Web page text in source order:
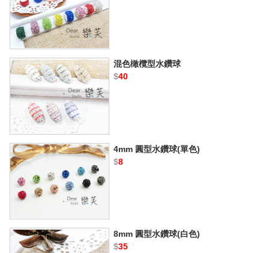
混色橄欖型水鑽球
$40
4mm 圓型水鑽球(單色)
$8
8mm 圓型水鑽球(白色)
$35